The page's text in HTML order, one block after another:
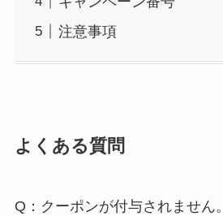
注意事項
よくある質問
Q：クーポンが付与されません。